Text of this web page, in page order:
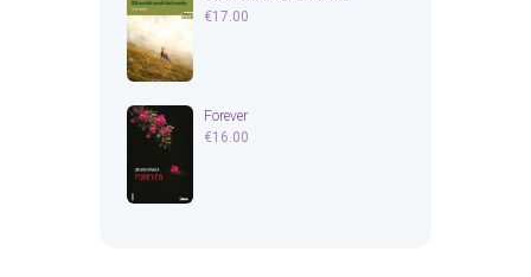
€17.00
Forever
€16.00